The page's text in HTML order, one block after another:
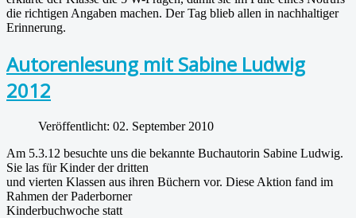
die richtigen Angaben machen. Der Tag blieb allen in nachhaltiger
Erinnerung.
Autorenlesung mit Sabine Ludwig
2012
Veröffentlicht: 02. September 2010
Am 5.3.12 besuchte uns die bekannte Buchautorin Sabine Ludwig.
Sie las für Kinder der dritten
und vierten Klassen aus ihren Büchern vor. Diese Aktion fand im
Rahmen der Paderborner
Kinderbuchwoche statt